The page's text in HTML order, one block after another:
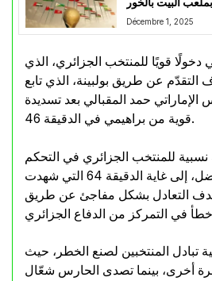
Décembre 1, 2025
قويًا للمنتخب الجزائري، الذي
عن طريق بولبينة، الذي تابع
حمد المقبالي بعد تسديدة
قوية من براهيمي في الدقيقة 46.
للمنتخب الجزائري في التحكم
بالكرة وتقديم أداء أفضل، إلى غاية الدقيقة 64 التي شهدت
التعادل بشكل مفاجئ عن طريق
تبادل المنتخبين لصنع الخطر، حيث
أخرى، بينما تصدى الحارس شعّال